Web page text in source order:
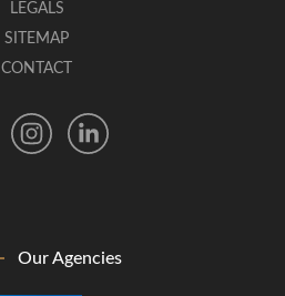
LEGALS
SITEMAP
CONTACT
Our Agencies